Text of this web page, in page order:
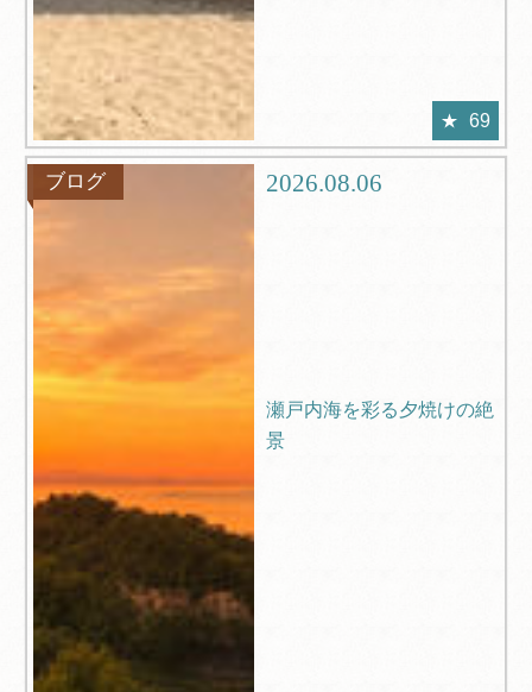
69
ブログ 2026.08.06
瀬戸内海を彩る夕焼けの絶
景